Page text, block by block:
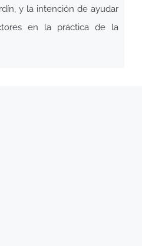
y la intención de ayudar
en la práctica de la